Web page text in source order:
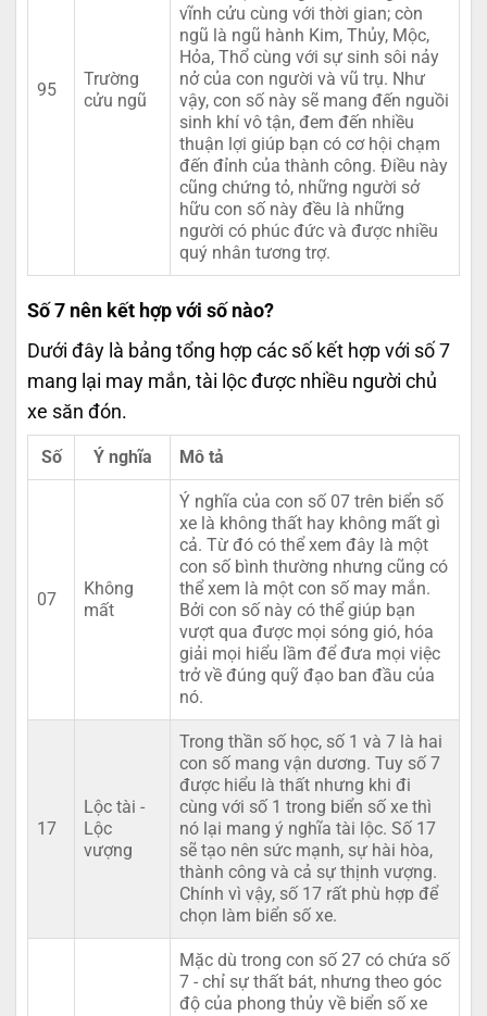
95
Trường
cửu ngũ
vĩnh cửu cùng với thời gian; còn
ngũ là ngũ hành Kim, Thủy, Mộc,
Hỏa, Thổ cùng với sự sinh sôi nảy
nở của con người và vũ trụ. Như
vậy, con số này sẽ mang đến nguồi
sinh khí vô tận, đem đến nhiều
thuận lợi giúp bạn có cơ hội chạm
đến đỉnh của thành công. Điều này
cũng chứng tỏ, những người sở
hữu con số này đều là những
người có phúc đức và được nhiều
quý nhân tương trợ.
Số 7 nên kết hợp với số nào?
Dưới đây là bảng tổng hợp các số kết hợp với số 7
mang lại may mắn, tài lộc được nhiều người chủ
xe săn đón.
Số Ý nghĩa Mô tả
07
Không
mất
Ý nghĩa của con số 07 trên biển số
xe là không thất hay không mất gì
cả. Từ đó có thể xem đây là một
con số bình thường nhưng cũng có
thể xem là một con số may mắn.
Bởi con số này có thể giúp bạn
vượt qua được mọi sóng gió, hóa
giải mọi hiểu lầm để đưa mọi việc
trở về đúng quỹ đạo ban đầu của
nó.
17
Lộc tài -
Lộc
vượng
Trong thần số học, số 1 và 7 là hai
con số mang vận dương. Tuy số 7
được hiểu là thất nhưng khi đi
cùng với số 1 trong biển số xe thì
nó lại mang ý nghĩa tài lộc. Số 17
sẽ tạo nên sức mạnh, sự hài hòa,
thành công và cả sự thịnh vượng.
Chính vì vậy, số 17 rất phù hợp để
chọn làm biển số xe.
Mặc dù trong con số 27 có chứa số
7 - chỉ sự thất bát, nhưng theo góc
độ của phong thủy về biển số xe